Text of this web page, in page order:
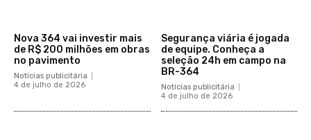
Nova 364 vai investir mais
de R$ 200 milhões em obras
no pavimento
Notícias publicitária
4 de julho de 2026
Segurança viária é jogada
de equipe. Conheça a
seleção 24h em campo na
BR-364
Notícias publicitária
4 de julho de 2026